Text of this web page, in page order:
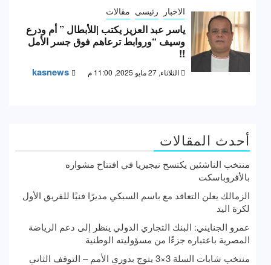
الاخبار رئيسى مقالات
ياسر عبد العزيز يكتب |للأبطال ” أم ودرع
وسيف “وروابط ترعاهم فوق جسر الأمل
!!
الثلاثاء, 27 مايو 2025, 11:00 م kasnews
أحدث المقالات
منتخب الناشئين يكتسح نيجيريا في افتتاح مشواره
بالأفروباسكت
الزمالك يعلن التعاقد مع باسم السبكي مديرًا فنيًا للفريق الأول
لكرة اليد
عمرو الجنايني: البنك التجاري الدولي ينظر إلى دعم الرياضة
المصرية باعتباره جزءًا من مسؤوليته الوطنية
منتخب شابات السلة 3×3 يتوج بدوري الأمم – التوقف الثاني